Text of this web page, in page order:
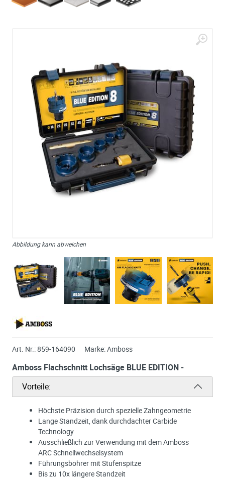
Abbildung kann abweichen
Art. Nr.:859-164090 Marke:Amboss
Amboss Flachschnitt Lochsäge BLUE EDITION -
Vorteile:
Höchste Präzision durch spezielle Zahngeometrie
Lange Standzeit, dank durchdachter Carbide
Technology
Ausschließlich zur Verwendung mit dem Amboss
ARC Schnellwechselsystem
Führungsbohrer mit Stufenspitze
Bis zu 10x längere Standzeit